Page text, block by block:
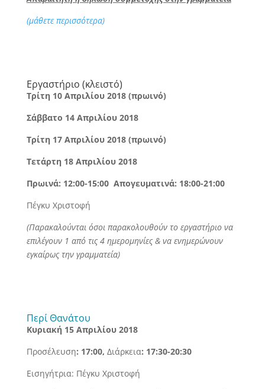
(μάθετε περισσότερα)
Εργαστήριο (κλειστό)
Τρίτη 10 Απριλίου 2018 (πρωινό)
Σάββατο 14 Απριλίου 2018
Τρίτη 17Απριλίου 2018 (πρωινό)
Τετάρτη 18Απριλίου 2018
Πρωινά: 12:00-15:00 Απογευματινά: 18:00-21:00
Πέγκυ Χριστοφή
(Παρακαλούνται όσοι παρακολουθούν το εργαστήριο να
επιλέγουν 1 από τις 4 ημερομηνίες & να ενημερώνουν
εγκαίρως την γραμματεία)
Περί Θανάτου
Κυριακή 15 Απριλίου 2018
Προσέλευση: 17:00, Διάρκεια: 17:30-20:30
Εισηγήτρια: Πέγκυ Χριστοφή